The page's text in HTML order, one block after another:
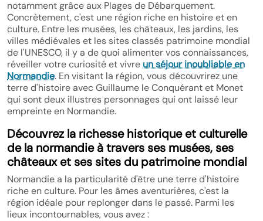
notamment grâce aux Plages de Débarquement.
Concrètement, c'est une région riche en histoire et en
culture. Entre les musées, les châteaux, les jardins, les
villes médiévales et les sites classés patrimoine mondial
de l'UNESCO, il y a de quoi alimenter vos connaissances,
réveiller votre curiosité et vivre un séjour inoubliable en
Normandie. En visitant la région, vous découvrirez une
terre d'histoire avec Guillaume le Conquérant et Monet
qui sont deux illustres personnages qui ont laissé leur
empreinte en Normandie.
Découvrez la richesse historique et culturelle
de la normandie à travers ses musées, ses
châteaux et ses sites du patrimoine mondial
Normandie a la particularité d'être une terre d'histoire
riche en culture. Pour les âmes aventurières, c'est la
région idéale pour replonger dans le passé. Parmi les
lieux incontournables, vous avez :